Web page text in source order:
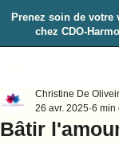
Prenez soin de votre
chez CDO-
Bâtir
Christine De
26 avr. 2025 6 min